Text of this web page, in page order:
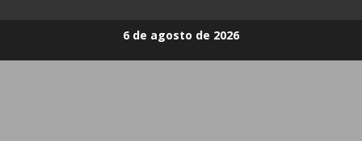
6 de agosto de 2026